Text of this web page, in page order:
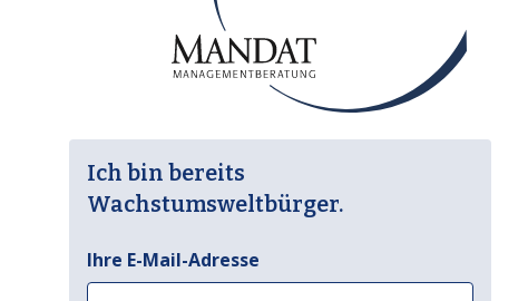
Ich bin bereits
Wachstumsweltbürger.
Ihre E-Mail-Adresse